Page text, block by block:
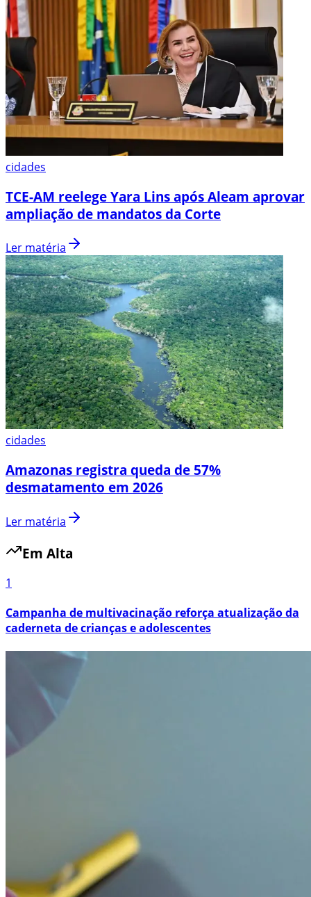
cidades
TCE-AM reelege Yara Lins após Aleam aprovar
ampliação de mandatos da Corte
Ler matéria
cidades
Amazonas registra queda de 57%
desmatamento em 2026
Ler matéria
Em Alta
1
Campanha de multivacinação reforça atualização da
caderneta de crianças e adolescentes